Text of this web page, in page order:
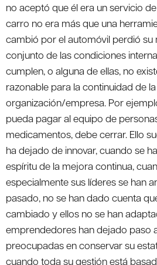
no aceptó que él era un servicio
carro no era más que una
cambió por el automóvil perdió su
conjunto de las condiciones
cumplen, o alguna de ellas, no
razonable para la continuidad de la
organización/empresa. Por
pueda pagar al equipo de
medicamentos, debe cerrar. Ello
ha dejado de innovar, cuando se
espíritu de la mejora continua,
especialmente sus líderes se han
pasado, no se han dado cuenta
cambiado y ellos no se han
emprendedores han dejado paso
preocupadas en conservar su
cuando toda su gestión está